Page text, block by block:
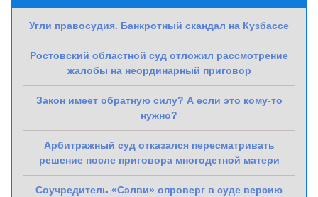
Угли правосудия. Банкротный скандал на Кузбассе
Ростовский областной суд отложил рассмотрение
жалобы на неординарный приговор
Закон имеет обратную силу? А если это кому-то
нужно?
Арбитражный суд отказался пересматривать
решение после приговора многодетной матери
Соучредитель «Сэлви» опроверг в суде версию